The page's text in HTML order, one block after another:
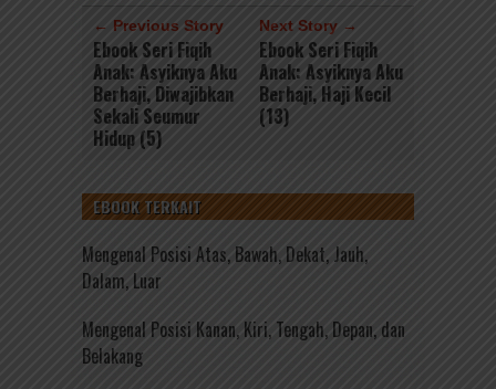
← Previous Story
Ebook Seri Fiqih
Anak: Asyiknya Aku
Berhaji, Diwajibkan
Sekali Seumur
Hidup (5)
Next Story →
Ebook Seri Fiqih
Anak: Asyiknya Aku
Berhaji, Haji Kecil
(13)
EBOOK TERKAIT
Mengenal Posisi Atas, Bawah, Dekat, Jauh,
Dalam, Luar
Mengenal Posisi Kanan, Kiri, Tengah, Depan, dan
Belakang